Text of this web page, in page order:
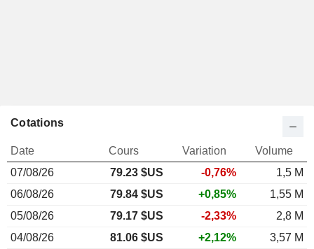
Cotations
Date Cours Variation
Volume
07/08/26
79.23 $US -0,76%
1,5 M
06/08/26
79.84 $US +0,85%
1,55 M
05/08/26
79.17 $US -2,33%
2,8 M
04/08/26
81.06 $US +2,12%
3,57 M